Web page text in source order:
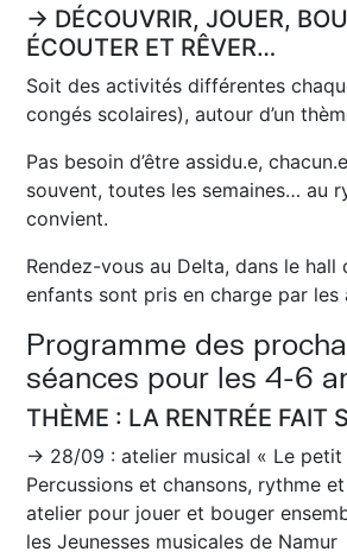
→ DÉCOUVRIR, JOUER,
ÉCOUTER ET RÊVER…
Soit des activités différentes
congés scolaires), autour d’un
Pas besoin d’être assidu.e,
souvent, toutes les semaines… au
convient.
Rendez-vous au Delta, dans le hall
enfants sont pris en charge par les
Programme des
séances pour les 4-6
THÈME : LA RENTRÉE FAIT
→ 28/09 : atelier musical « Le petit
Percussions et chansons, rythme
atelier pour jouer et bouger
les Jeunesses musicales de Namur